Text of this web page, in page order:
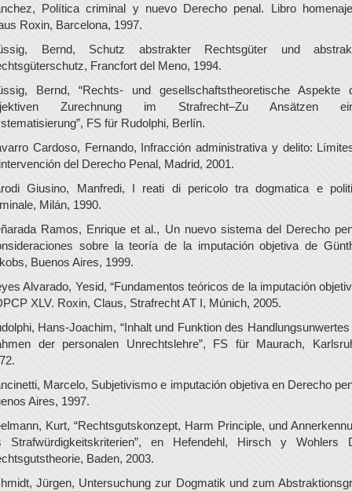
Política criminal y nuevo Derecho penal. Libro
Roxin, Barcelona, 1997.
Bernd, Schutz abstrakter Rechtsgüter und
Francfort del Meno, 1994.
Bernd, “Rechts- und gesellschaftstheoretische Aspekte
Zurechnung im Strafrecht–Zu Ansätzen
FS für Rudolphi, Berlín.
Cardoso, Fernando, Infracción administrativa y delito:
del Derecho Penal, Madrid, 2001.
Giusino, Manfredi, I reati di pericolo tra dogmatica e
Milán, 1990.
Ramos, Enrique et al., Un nuevo sistema del Derecho
sobre la teoría de la imputación objetiva de
Buenos Aires, 1999.
Alvarado, Yesid, “Fundamentos teóricos de la imputación
XLV. Roxin, Claus, Strafrecht AT I, Múnich, 2005.
Hans-Joachim, “Inhalt und Funktion des
der personalen Unrechtslehre”, FS für Maurach,
Marcelo, Subjetivismo e imputación objetiva en Derecho
Aires, 1997.
Kurt, “Rechtsgutskonzept, Harm Principle, und
Strafwürdigkeitskriterien”, en Hefendehl, Hirsch y Wohlers
Baden, 2003.
Jürgen, Untersuchung zur Dogmatik und zum